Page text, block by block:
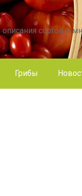
сортов и
Грибы